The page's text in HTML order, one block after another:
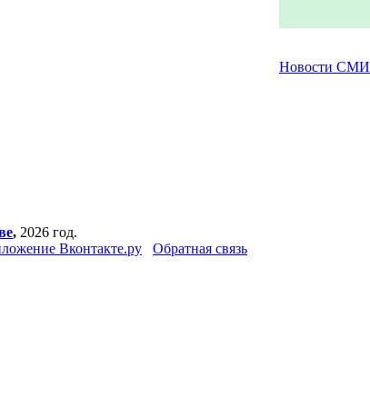
Новости
, 2026 год.
Вконтакте.ру Обратная связь